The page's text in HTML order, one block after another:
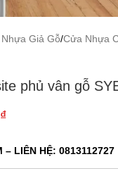
Giả Gỗ/Cửa Nhựa
phủ vân gỗ
₫
– LIÊN HỆ: 0813112727